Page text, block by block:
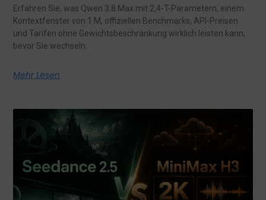
Erfahren Sie, was Qwen 3.8 Max mit 2,4-T-Parametern, einem
Kontextfenster von 1 M, offiziellen Benchmarks, API-Preisen
und Tarifen ohne Gewichtsbeschränkung wirklich leisten kann,
bevor Sie wechseln.
Mehr Lesen